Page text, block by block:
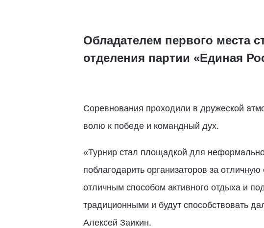
Обладателем первого места
отделения партии «Единая
Соревнования проходили в дружеской
волю к победе и командный дух.
«Турнир стал площадкой для
поблагодарить организаторов за
отличным способом активного отдыха и
традиционными и будут способствовать
Алексей Заикин.